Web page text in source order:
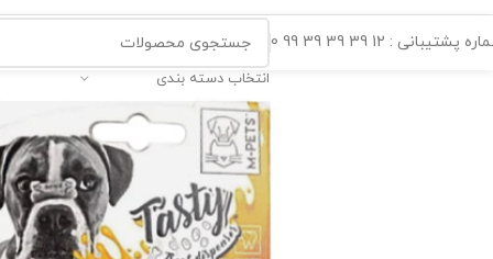
پشتیبانی : 12 39 39 39 99 0
انتخاب دسته بندی